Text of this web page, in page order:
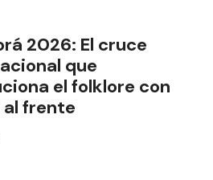
2026: El cruce
que
el folklore con
al frente